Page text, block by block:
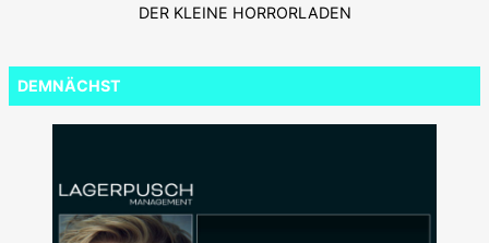
DER KLEINE HORRORLADEN
DEMNÄCHST